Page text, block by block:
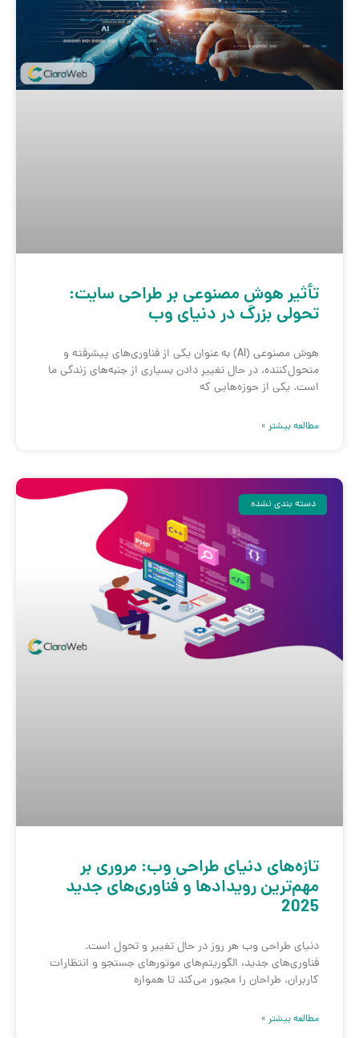
تأثیر هوش مصنوعی بر طراحی سایت:
تحولی بزرگ در دنیای وب
هوش مصنوعی (AI) به عنوان یکی از فناوری‌های پیشرفته و
متحول‌کننده، در حال تغییر دادن بسیاری از جنبه‌های زندگی ما
است. یکی از حوزه‌هایی که
مطالعه بیشتر »
دسته بندی نشده
تازه‌های دنیای طراحی وب: مروری بر
مهم‌ترین رویدادها و فناوری‌های جدید
2025
دنیای طراحی وب هر روز در حال تغییر و تحول است.
فناوری‌های جدید، الگوریتم‌های موتورهای جستجو و انتظارات
کاربران، طراحان را مجبور می‌کند تا همواره
مطالعه بیشتر »